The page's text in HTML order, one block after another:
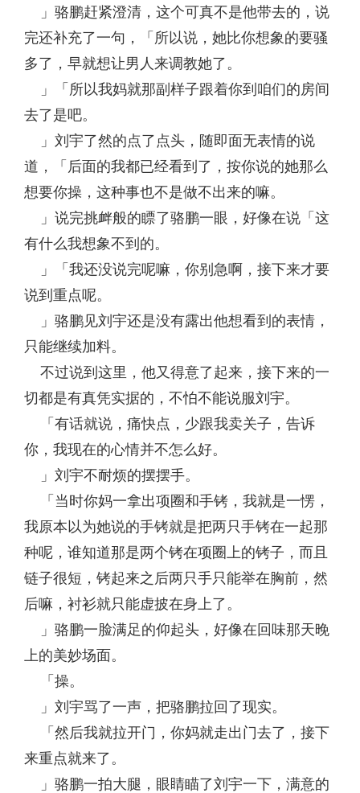
」骆鹏赶紧澄清，这个可真不是他带去的，说
完还补充了一句，「所以说，她比你想象的要骚
多了，早就想让男人来调教她了。
」「所以我妈就那副样子跟着你到咱们的房间
去了是吧。
」刘宇了然的点了点头，随即面无表情的说
道，「后面的我都已经看到了，按你说的她那么
想要你操，这种事也不是做不出来的嘛。
」说完挑衅般的瞟了骆鹏一眼，好像在说「这
有什么我想象不到的。
」「我还没说完呢嘛，你别急啊，接下来才要
说到重点呢。
」骆鹏见刘宇还是没有露出他想看到的表情，
只能继续加料。
不过说到这里，他又得意了起来，接下来的一
切都是有真凭实据的，不怕不能说服刘宇。
「有话就说，痛快点，少跟我卖关子，告诉
你，我现在的心情并不怎么好。
」刘宇不耐烦的摆摆手。
「当时你妈一拿出项圈和手铐，我就是一愣，
我原本以为她说的手铐就是把两只手铐在一起那
种呢，谁知道那是两个铐在项圈上的铐子，而且
链子很短，铐起来之后两只手只能举在胸前，然
后嘛，衬衫就只能虚披在身上了。
」骆鹏一脸满足的仰起头，好像在回味那天晚
上的美妙场面。
「操。
」刘宇骂了一声，把骆鹏拉回了现实。
「然后我就拉开门，你妈就走出门去了，接下
来重点就来了。
」骆鹏一拍大腿，眼睛瞄了刘宇一下，满意的